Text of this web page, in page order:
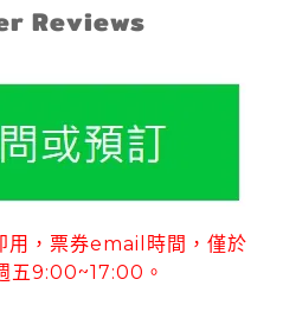
Reviews
用 ， 票券email 時間 ， 僅於
五9:00~17:00 。